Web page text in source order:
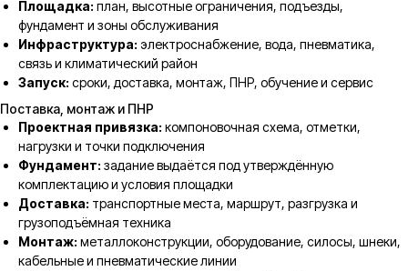
Площадка: план, высотные ограничения, подъезды,
фундамент и зоны обслуживания
Инфраструктура: электроснабжение, вода, пневматика,
связь и климатический район
Запуск: сроки, доставка, монтаж, ПНР, обучение и сервис
Поставка, монтаж и ПНР
Проектная привязка: компоновочная схема, отметки,
нагрузки и точки подключения
Фундамент: задание выдаётся под утверждённую
комплектацию и условия площадки
Доставка: транспортные места, маршрут, разгрузка и
грузоподъёмная техника
Монтаж: металлоконструкции, оборудование, силосы, шнеки,
кабельные и пневматические линии